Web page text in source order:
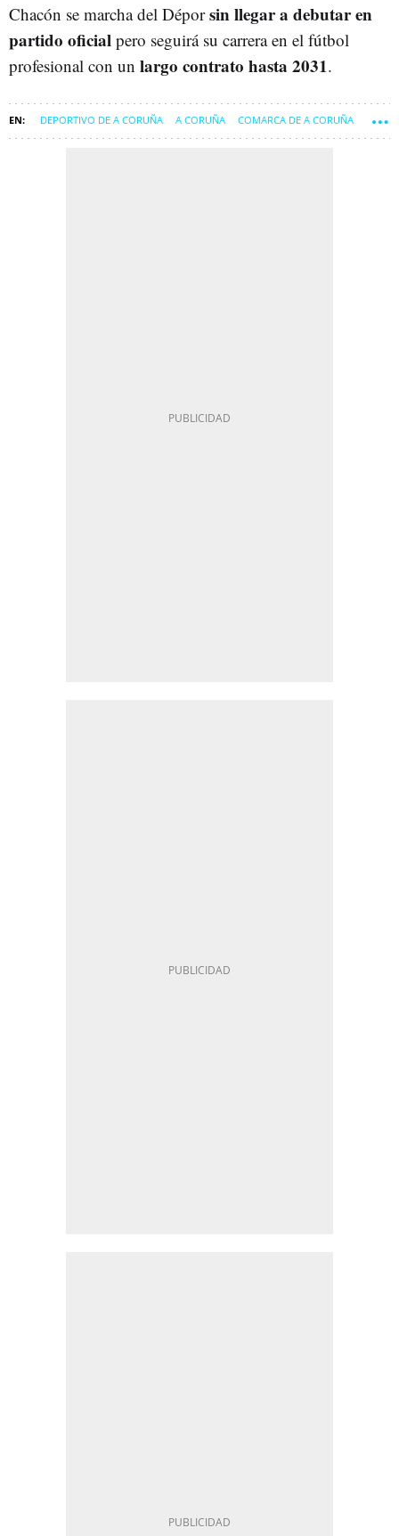
Chacón se marcha del Déporsin llegar a debutar en
partido oficial pero seguirá su carrera en el fútbol
profesional con un largo contrato hasta 2031.
DEPORTIVO DE A CORUÑA A CORUÑA COMARCA DE A CORUÑA